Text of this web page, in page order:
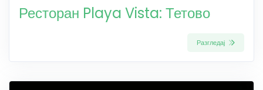
Ресторан Playa Vista: Тетово
Разгледај